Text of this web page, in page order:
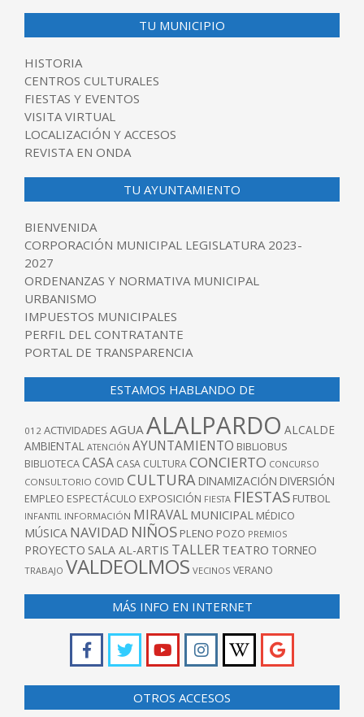
TU MUNICIPIO
HISTORIA
CENTROS CULTURALES
FIESTAS Y EVENTOS
VISITA VIRTUAL
LOCALIZACIÓN Y ACCESOS
REVISTA EN ONDA
TU AYUNTAMIENTO
BIENVENIDA
CORPORACIÓN MUNICIPAL LEGISLATURA 2023-
2027
ORDENANZAS Y NORMATIVA MUNICIPAL
URBANISMO
IMPUESTOS MUNICIPALES
PERFIL DEL CONTRATANTE
PORTAL DE TRANSPARENCIA
ESTAMOS HABLANDO DE
012 ACTIVIDADES AGUA ALALPARDO ALCALDE
AMBIENTAL ATENCIÓN AYUNTAMIENTO BIBLIOBUS
BIBLIOTECACASA CASA CULTURACONCIERTO CONCURSO
CONSULTORIO COVID CULTURA DINAMIZACIÓN DIVERSIÓN
EMPLEO ESPECTÁCULO EXPOSICIÓN FIESTA FIESTAS FUTBOL
INFANTIL INFORMACIÓN MIRAVAL MUNICIPAL MÉDICO
MÚSICA NAVIDAD NIÑOS PLENO POZO PREMIOS
PROYECTO SALA AL-ARTIS TALLER TEATRO TORNEO
TRABAJO VALDEOLMOS VECINOS VERANO
MÁS INFO EN INTERNET
OTROS ACCESOS